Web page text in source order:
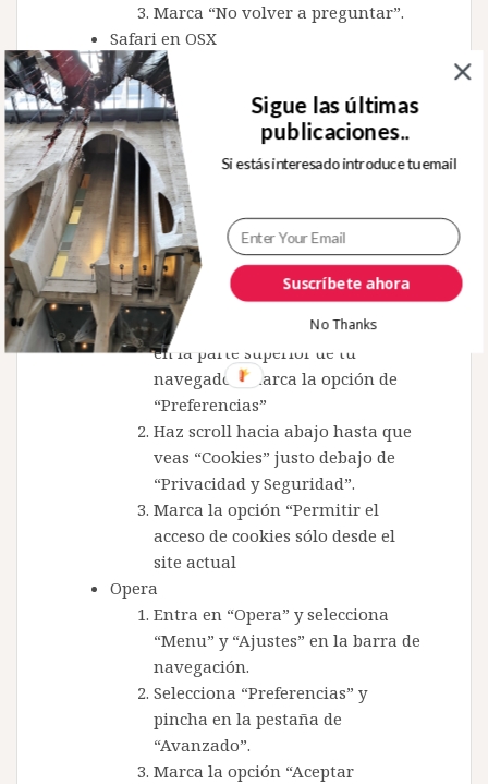
Marca “No volver a preguntar”.
Safari en OSX
Entra en Safari y selecciona
“Preferencias” en la barra de
navegación.
Pincha en la pestaña de
“Seguridad” y marcae la opción
“aceptar cookies”
Selecciona la opción: “Sólo desde
el site actual en que estoy
navegando”
Mozilla y Netscape en OSX
Entra en “Mozilla” o “Netscape” y
en la parte superior de tu
navegador, marca la opción de
“Preferencias”
Haz scroll hacia abajo hasta que
veas “Cookies” justo debajo de
“Privacidad y Seguridad”.
Marca la opción “Permitir el
acceso de cookies sólo desde el
site actual
Opera
Entra en “Opera” y selecciona
“Menu” y “Ajustes” en la barra de
navegación.
Selecciona “Preferencias” y
pincha en la pestaña de
“Avanzado”.
Marca la opción “Aceptar
Suscríbete ahora
Sigue las últimas
publicaciones..
Si estás interesado introduce tu email
No Thanks